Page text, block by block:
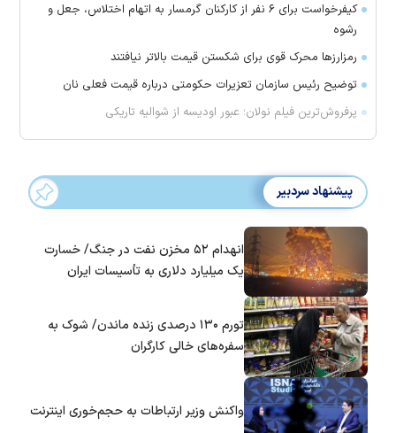
کیفرخواست برای ۶ نفر از کارکنان گرمسار به اتهام اختلاس، جعل و
رشوه
رمزارز‌ها محرک قوی برای شکستن قیمت بالاتر نیافتند
توضیح رئیس سازمان تعزیرات حکومتی درباره قیمت فعلی نان
پرفروش‌ترین فیلم نولان؛ عبور اودیسه از شوالیه تاریکی
پیشنهاد سردبیر
انهدام ۵۲ مخزن نفت در جنگ/ خسارت
یک میلیارد دلاری به تأسیسات ایران
تورم ۱۳۰ درصدی زنده ماندن/ شوک به
سفره‌های خالی کارگران
واکنش وزیر ارتباطات به حجم‌خوری اینترنت